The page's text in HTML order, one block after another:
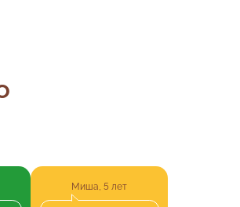
Миша, 5 лет